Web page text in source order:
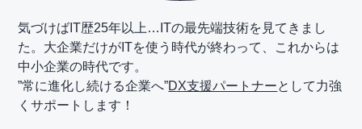
気づけばIT歴25年以上…ITの最先端技術を見てきまし
た。大企業だけがITを使う時代が終わって、これからは
中小企業の時代です。
”常に進化し続ける企業へ”DX支援パートナーとして力強
くサポートします！